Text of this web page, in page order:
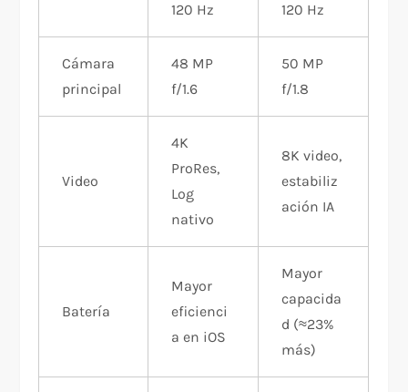
120 Hz
120 Hz
Cámara
principal
48 MP
f/1.6
50 MP
f/1.8
Video
4K
ProRes,
Log
nativo
8K video,
estabiliz
ación IA
Batería
Mayor
eficienci
a en iOS
Mayor
capacida
d (≈23%
más)